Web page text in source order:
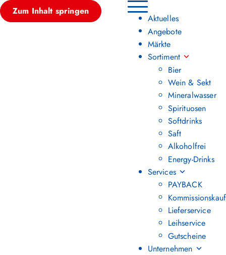
Zum Inhalt springen
Hauptmenü umschalten
Aktuelles
Angebote
Märkte
Sortiment
Bier
Wein & Sekt
Mineralwasser
Spirituosen
Softdrinks
Saft
Alkoholfrei
Energy-Drinks
Services
PAYBACK
Kommissionskauf
Lieferservice
Leihservice
Gutscheine
Unternehmen